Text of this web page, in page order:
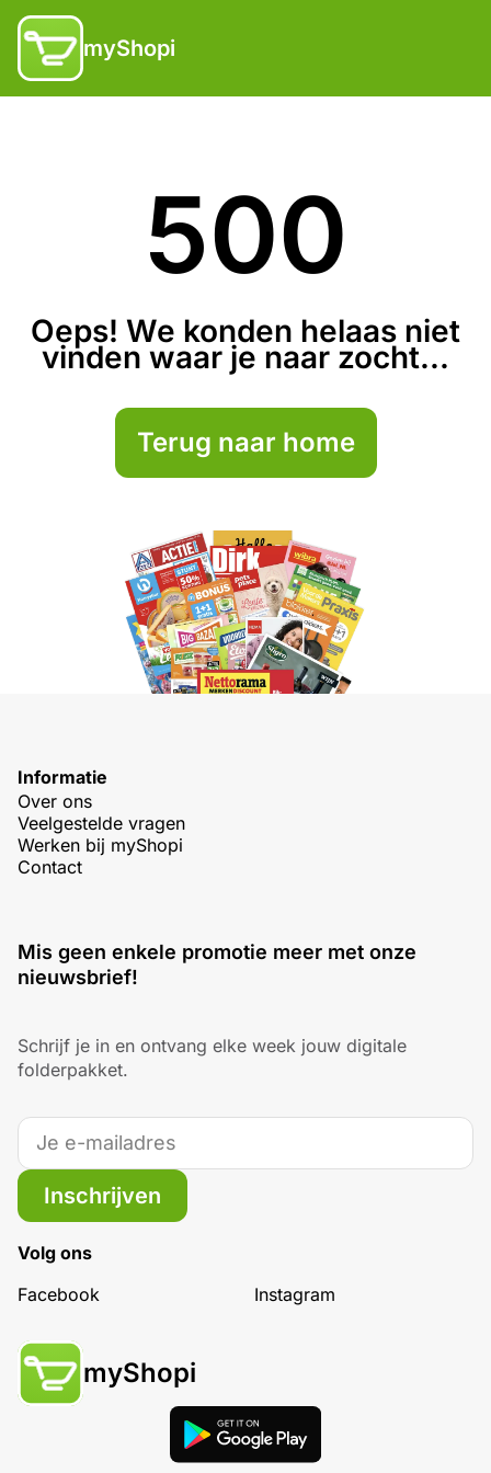
myShopi
500
Oeps! We konden helaas niet
vinden waar je naar zocht...
Terug naar home
Informatie
Over ons
Veelgestelde vragen
Werken bij myShopi
Contact
Mis geen enkele promotie meer met onze
nieuwsbrief!
Schrijf je in en ontvang elke week jouw digitale
folderpakket.
Inschrijven
Volg ons
Facebook
Instagram
myShopi